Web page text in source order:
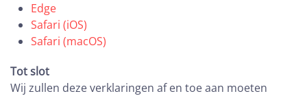
Edge
Safari (iOS)
Safari (macOS)
Tot slot
Wij zullen deze verklaringen af en toe aan moeten